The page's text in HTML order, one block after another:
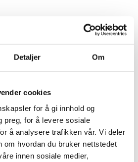
Detaljer Om
cookies
for å gi innhold og
preg, for å levere sosiale
å analysere trafikken vår. Vi deler
om hvordan du bruker nettstedet
innen sosiale medier,
i staten er det to mulige
I begge tilfellene
i staten og de av våre
omfattet av avtalen mellom